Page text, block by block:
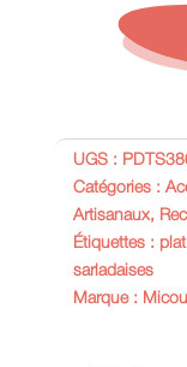
Sarladaises
UGS :
Catégories :
Artisanaux,
Étiquettes :
sarladaises
Marque :